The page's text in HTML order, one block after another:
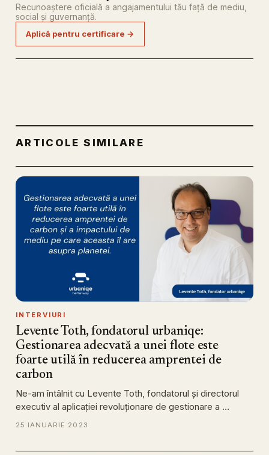
Recunoaștere oficială a angajamentului tău față de mediu,
social și guvernanță.
Aplică pentru certificare →
ARTICOLE SIMILARE
INTERVIURI
Levente Toth, fondatorul urbaniqe:
Gestionarea adecvată a unei flote este
foarte utilă în reducerea amprentei de
carbon
Ne-am întâlnit cu Levente Toth, fondatorul și directorul
executiv al aplicației revoluționare de gestionare a …
25 IANUARIE 2023